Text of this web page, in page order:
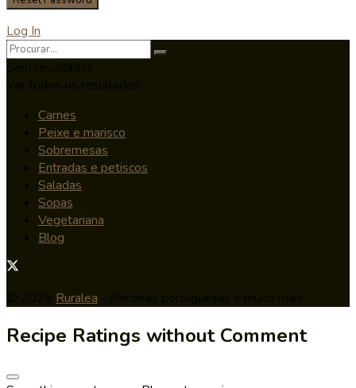
Log In
Carnes
Peixe e marisco
Sobremesas
Entradas e petiscos
Saladas
Sopas
Vegetariana
Blog
Ruralea
Recipe Ratings without Comment